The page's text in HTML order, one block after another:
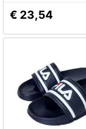
€ 23,54